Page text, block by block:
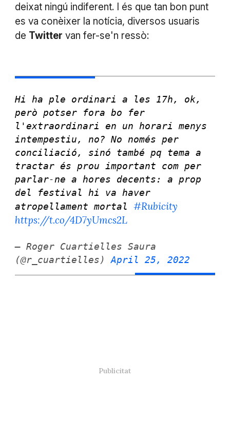
deixat ningú indiferent. I és que tan bon punt
es va conèixer la notícia, diversos usuaris
de Twitter van fer-se'n ressò:
Hi ha ple ordinari a les 17h, ok,
però potser fora bo fer
l'extraordinari en un horari menys
intempestiu, no? No només per
conciliació, sinó també pq tema a
tractar és prou important com per
parlar-ne a hores decents: a prop
del festival hi va haver
atropellament mortal #Rubicity
https://t.co/4D7yUmcs2L
— Roger Cuartielles Saura
(@r_cuartielles)April 25, 2022